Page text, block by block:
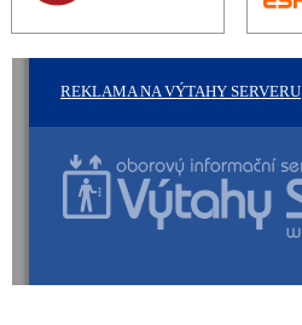
REKLAMA NA VÝTAHY SERVERU